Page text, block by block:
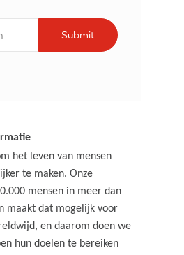
Submit
het leven van mensen
te maken. Onze
mensen in meer dan
maakt dat mogelijk voor
en daarom doen we
hun doelen te bereiken